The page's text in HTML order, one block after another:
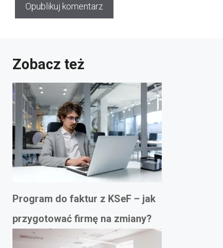
Zobacz też
Program do faktur z KSeF – jak
przygotować firmę na zmiany?